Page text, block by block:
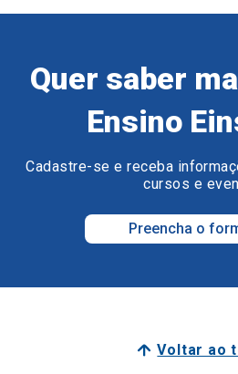
Quer saber
Ensino
Cadastre-se e receba
cursos e
Preencha o
Voltar ao